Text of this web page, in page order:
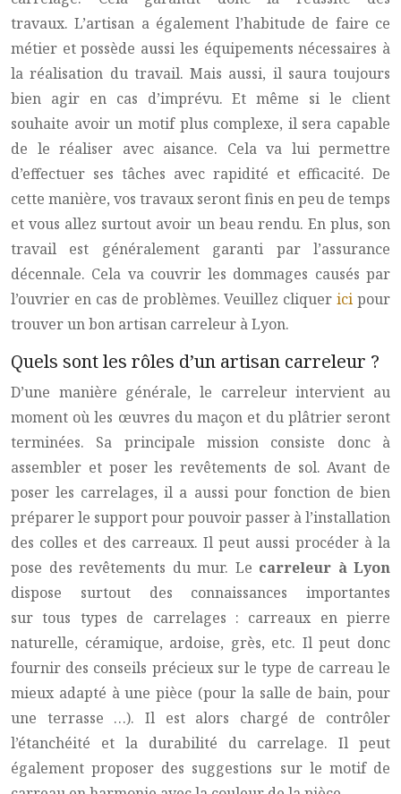
travaux. L’artisan a également l’habitude de faire ce
métier et possède aussi les équipements nécessaires à
la réalisation du travail. Mais aussi, il saura toujours
bien agir en cas d’imprévu. Et même si le client
souhaite avoir un motif plus complexe, il sera capable
de le réaliser avec aisance. Cela va lui permettre
d’effectuer ses tâches avec rapidité et efficacité. De
cette manière, vos travaux seront finis en peu de temps
et vous allez surtout avoir un beau rendu. En plus, son
travail est généralement garanti par l’assurance
décennale. Cela va couvrir les dommages causés par
l’ouvrier en cas de problèmes. Veuillez cliquerici pour
trouver un bon artisan carreleur à Lyon.
Quels sont les rôles d’un artisan carreleur ?
D’une manière générale, le carreleur intervient au
moment où les œuvres du maçon et du plâtrier seront
terminées. Sa principale mission consiste donc à
assembler et poser les revêtements de sol. Avant de
poser les carrelages, il a aussi pour fonction de bien
préparer le support pour pouvoir passer à l’installation
des colles et des carreaux. Il peut aussi procéder à la
pose des revêtements du mur. Le carreleur à Lyon
dispose surtout des connaissances importantes
sur tous types de carrelages : carreaux en pierre
naturelle, céramique, ardoise, grès, etc. Il peut donc
fournir des conseils précieux sur le type de carreau le
mieux adapté à une pièce (pour la salle de bain, pour
une terrasse …). Il est alors chargé de contrôler
l’étanchéité et la durabilité du carrelage. Il peut
également proposer des suggestions sur le motif de